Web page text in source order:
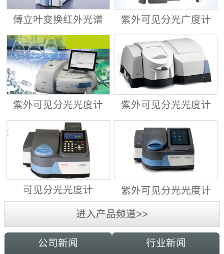
傅立叶变换红外光谱
仪 ALPHA II
紫外可见分光广度计
Evolution™ 201/220
紫外可见分光光度计
Evolution™ 260
紫外可见分光光度计
Evolution™ 350
可见分光光度计
GENESYS™ 30
紫外可见分光光度计
GENESYS™ 40/50
进入产品频道>>
公司新闻 行业新闻